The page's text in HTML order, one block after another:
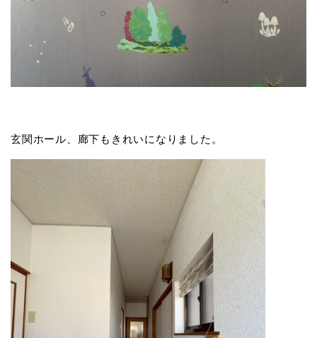
玄関ホール、廊下もきれいになりました。